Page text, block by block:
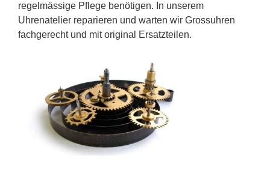
regelmässige Pflege benötigen. In unserem
Uhrenatelier reparieren und warten wir Grossuhren
fachgerecht und mit original Ersatzteilen.